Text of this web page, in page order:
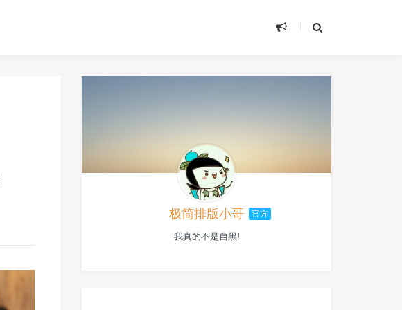
极简排版小哥 官方
我真的不是自黑!